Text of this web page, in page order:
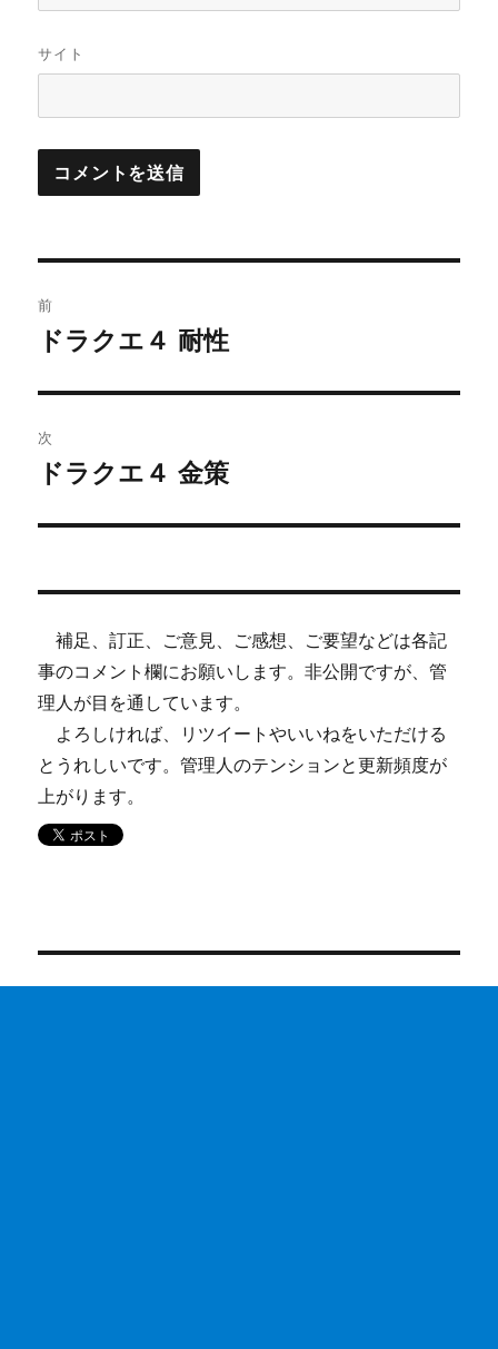
サイト
稿
ビ
ゲ
ー
ン
前
前
投
稿:
ドラクエ４ 耐性
次
次
投
ドラクエ４ 金策
補足、訂正、ご意見、ご感想、ご要望などは各記
事のコメント欄にお願いします。非公開ですが、管
理人が目を通しています。
よろしければ、リツイートやいいねをいただける
とうれしいです。管理人のテンションと更新頻度が
上がります。